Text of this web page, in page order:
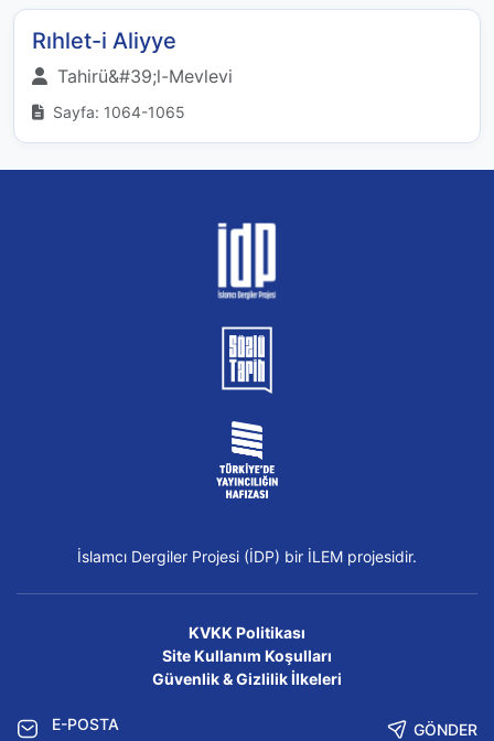
Rıhlet-i Aliyye
Tahirü&#39;l-Mevlevi
Sayfa: 1064-1065
İslamcı Dergiler Projesi (İDP) bir İLEM projesidir.
KVKK Politikası
Site Kullanım Koşulları
Güvenlik & Gizlilik İlkeleri
GÖNDER